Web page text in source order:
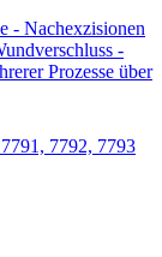
- Nachexzisionen
-
Prozesse über
7792, 7793